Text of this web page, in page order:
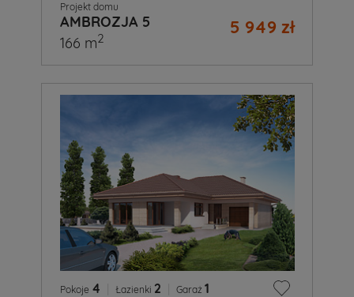
Projekt domu
AMBROZJA 5 5 949 zł
166 m2
Pokoje 4 Łazienki 2 Garaż 1